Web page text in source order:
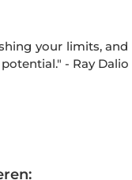
your limits,
- Ray Dalio